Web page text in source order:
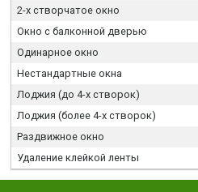
2-х створчатое окно
Окно с балконной дверью
Одинарное окно
Нестандартные окна
Лоджия (до 4-х створок)
Лоджия (более 4-х створок)
Раздвижное окно
Удаление клейкой ленты